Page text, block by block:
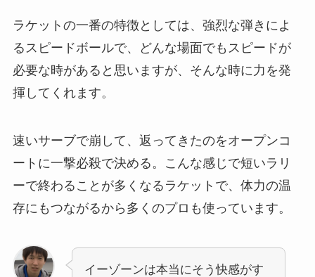
ラケットの一番の特徴としては、強烈な弾きによ
るスピードボールで、どんな場面でもスピードが
必要な時があると思いますが、そんな時に力を発
揮してくれます。
速いサーブで崩して、返ってきたのをオープンコ
ートに一撃必殺で決める。こんな感じで短いラリ
ーで終わることが多くなるラケットで、体力の温
存にもつながるから多くのプロも使っています。
イーゾーンは本当にそう快感がす